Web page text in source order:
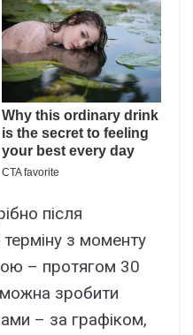
після
терміну з моменту
– протягом 30
зробити
– за графіком,